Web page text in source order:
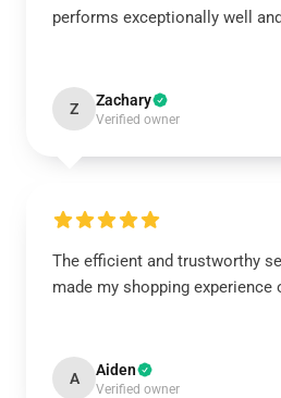
performs exceptionally well
Z Zachary
Verified owner
The efficient and trustworthy
made my shopping experience
A Aiden
Verified owner